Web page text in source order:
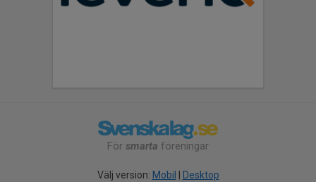
För smarta föreningar
Välj version: Mobil | Desktop